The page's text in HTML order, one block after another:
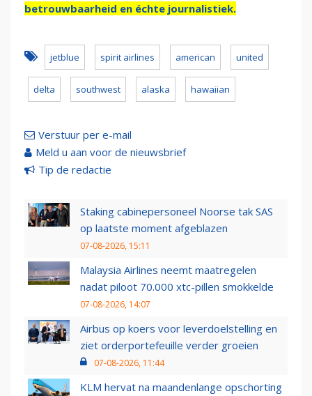
betrouwbaarheid en échte journalistiek.
jetblue spirit airlines american united
delta southwest alaska hawaiian
Verstuur per e-mail
Meld u aan voor de nieuwsbrief
Tip de redactie
Staking cabinepersoneel Noorse tak SAS
op laatste moment afgeblazen
07-08-2026, 15:11
Malaysia Airlines neemt maatregelen
nadat piloot 70.000 xtc-pillen smokkelde
07-08-2026, 14:07
Airbus op koers voor leverdoelstelling en
ziet orderportefeuille verder groeien
07-08-2026, 11:44
KLM hervat na maandenlange opschorting